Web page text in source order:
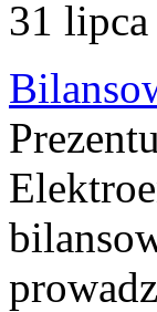
31